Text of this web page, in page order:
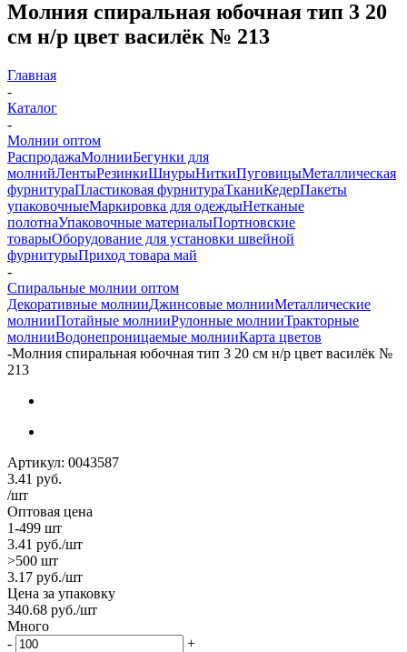
Молния спиральная юбочная тип 3 20
см н/р цвет василёк № 213
Главная
-
Каталог
-
Молнии оптом
РаспродажаМолнииБегунки для
молнийЛентыРезинкиШнурыНиткиПуговицыМеталлическая
фурнитураПластиковая фурнитураТканиКедерПакеты
упаковочныеМаркировка для одеждыНетканые
полотнаУпаковочные материалыПортновские
товарыОборудование для установки швейной
фурнитурыПриход товара май
-
Спиральные молнии оптом
Декоративные молнииДжинсовые молнииМеталлические
молнииПотайные молнииРулонные молнииТракторные
молнииВодонепроницаемые молнииКарта цветов
-Молния спиральная юбочная тип 3 20 см н/р цвет василёк №
213
Артикул: 0043587
3.41 руб.
/шт
Оптовая цена
1-499 шт
3.41 руб./шт
>500 шт
3.17 руб./шт
Цена за упаковку
340.68 руб./шт
Много
-
+